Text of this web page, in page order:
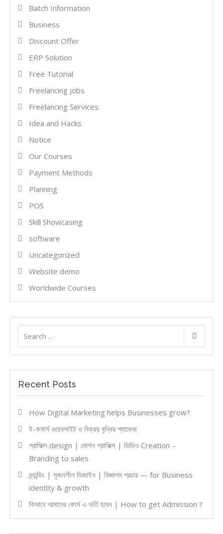
Batch Information
Business
Discount Offer
ERP Solution
Free Tutorial
Freelancing jobs
Freelancing Services
Idea and Hacks
Notice
Our Courses
Payment Methods
Planning
POS
Skill Showcasing
software
Uncategorized
Website demo
Worldwide Courses
for:
Search
Recent Posts
How Digital Marketing helps Businesses grow?
ই-কমার্স ওয়েবসাইট ও বিক্রয় বৃদ্ধির প্যাকেজ
গ্রাফিক্স design | মোশন গ্রাফিক্স | ভিডিও Creation –
Branding to sales
ব্র্যান্ডিং | সৃজনশীল ডিজাইন | বিজ্ঞাপন প্রচার — for Business
identity & growth
কিভাবে আমাদের কোর্স এ ভর্তি হবেন | How to get Admission ?